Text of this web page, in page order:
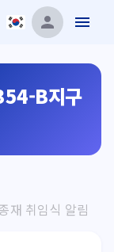
B지구
재 취임식 알림